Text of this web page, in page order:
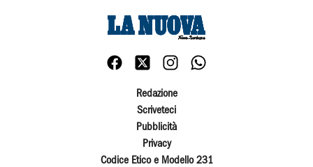
Redazione
Scriveteci
Pubblicità
Privacy
Codice Etico e Modello 231